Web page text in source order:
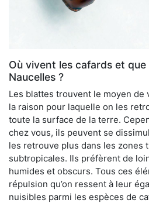
Où vivent les cafards et
Naucelles ?
Les blattes trouvent le moyen de
la raison pour laquelle on les
toute la surface de la terre.
chez vous, ils peuvent se
les retrouve plus dans les zones
subtropicales. Ils préfèrent de
humides et obscurs. Tous ces
répulsion qu’on ressent à leur
nuisibles parmi les espèces de